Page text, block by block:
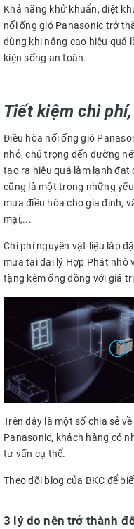
Khả năng khử khuẩn, diệt
nối ống gió Panasonic trở
dùng khi nâng cao hiệu quả
kiện sống an toàn.
Tiết kiệm chi
Điều hòa nối ống gió
nhỏ, chú trọng đến đường
tạo ra hiệu quả làm lạnh
cũng là một trong những
mua điều hòa cho gia đình,
mại,...
Chi phí nguyên vật liệu lắp
mua tại đại lý Hợp Phát nhờ
tặng kèm ống đồng với giá
Trên đây là một số chia sẻ
Panasonic, khách hàng có
tư vấn cụ thể.
Theo dõi blog của BKC để
3 lý do nên trở thành